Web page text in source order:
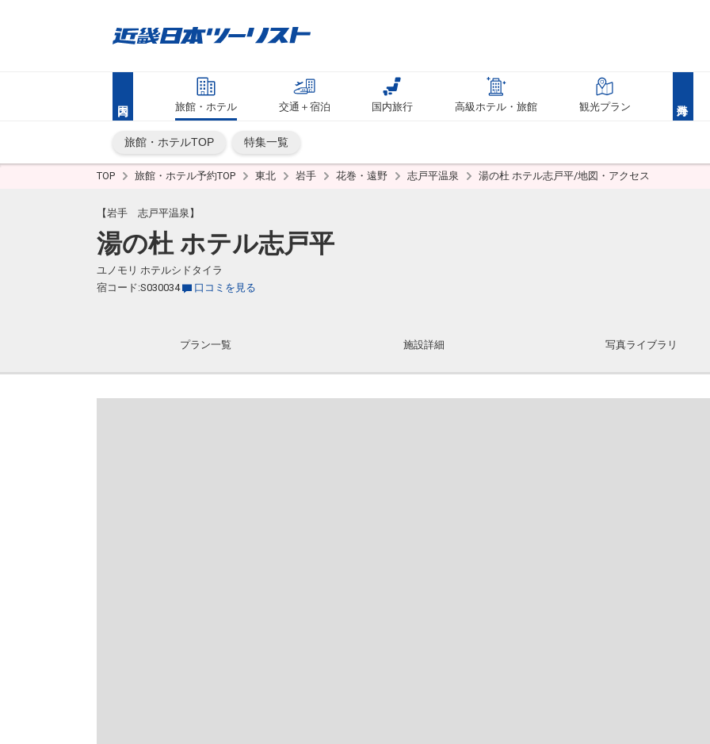
旅館・ホテル 交通＋宿泊 国内旅行 高級ホテル・旅館 観光プラン
旅館・ホテルTOP 特集一覧
TOP 旅館・ホテル予約TOP 東北 岩手 花巻・遠野 志戸平温泉 湯の杜 ホテル志戸平/地図・アクセス
【岩手 志戸平温泉】
湯の杜 ホテル志戸平
ユノモリ ホテルシドタイラ
宿コード:S030034
口コミを見る
プラン一覧 施設詳細 写真ライブラリ